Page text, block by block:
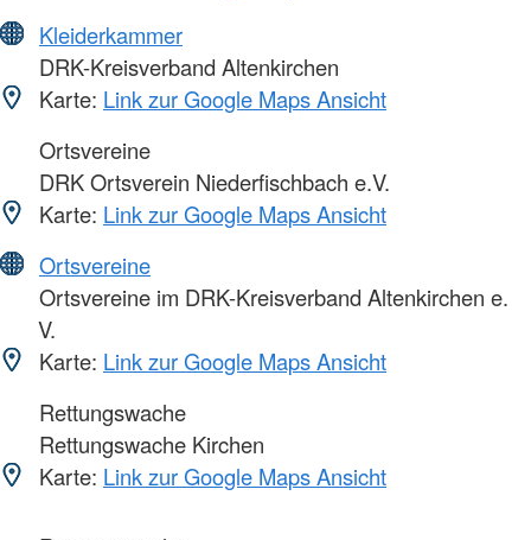
Kleiderkammer
DRK-Kreisverband Altenkirchen
Karte: Link zur Google Maps Ansicht
Ortsvereine
DRK Ortsverein Niederfischbach e.V.
Karte: Link zur Google Maps Ansicht
Ortsvereine
Ortsvereine im DRK-Kreisverband Altenkirchen e.
V.
Karte: Link zur Google Maps Ansicht
Rettungswache
Rettungswache Kirchen
Karte: Link zur Google Maps Ansicht